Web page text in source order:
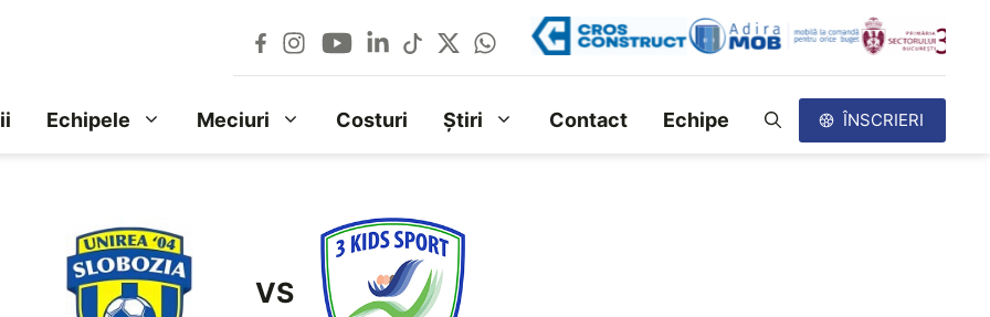
Echipele Meciuri Costuri Știri Contact Echipe ÎNSCRIERI
VS